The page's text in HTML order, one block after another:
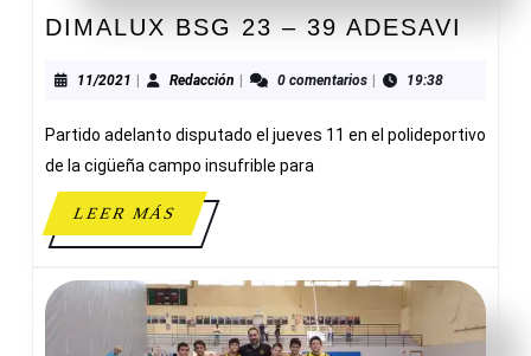
DIMALUX BSG 23 – 39 ADESAVI
39
11/2021 11/2021
| Redacción Redacción
| 0 comentarios | 19:38
Partido adelanto disputado el jueves 11 en el polideportivo
de la cigüeña campo insufrible para
LEER MÁSLEER
MÁS